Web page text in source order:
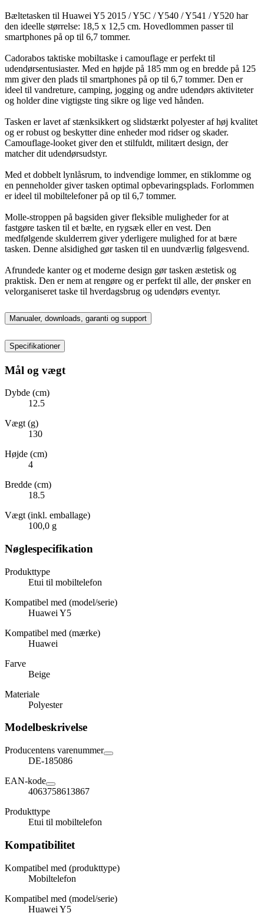
Bæltetasken til Huawei Y5 2015 / Y5C / Y540 / Y541 / Y520 har
den ideelle størrelse: 18,5 x 12,5 cm. Hovedlommen passer til
smartphones på op til 6,7 tommer.
Cadorabos taktiske mobiltaske i camouflage er perfekt til
udendørsentusiaster. Med en højde på 185 mm og en bredde på 125
mm giver den plads til smartphones på op til 6,7 tommer. Den er
ideel til vandreture, camping, jogging og andre udendørs aktiviteter
og holder dine vigtigste ting sikre og lige ved hånden.
Tasken er lavet af stænksikkert og slidstærkt polyester af høj kvalitet
og er robust og beskytter dine enheder mod ridser og skader.
Camouflage-looket giver den et stilfuldt, militært design, der
matcher dit udendørsudstyr.
Med et dobbelt lynlåsrum, to indvendige lommer, en stiklomme og
en penneholder giver tasken optimal opbevaringsplads. Forlommen
er ideel til mobiltelefoner på op til 6,7 tommer.
Molle-stroppen på bagsiden giver fleksible muligheder for at
fastgøre tasken til et bælte, en rygsæk eller en vest. Den
medfølgende skulderrem giver yderligere mulighed for at bære
tasken. Denne alsidighed gør tasken til en uundværlig følgesvend.
Afrundede kanter og et moderne design gør tasken æstetisk og
praktisk. Den er nem at rengøre og er perfekt til alle, der ønsker en
velorganiseret taske til hverdagsbrug og udendørs eventyr.
Manualer, downloads, garanti og support
Specifikationer
Mål og vægt
Dybde (cm)
12.5
Vægt (g)
130
Højde (cm)
4
Bredde (cm)
18.5
Vægt (inkl. emballage)
100,0 g
Nøglespecifikation
Produkttype
Etui til mobiltelefon
Kompatibel med (model/serie)
Huawei Y5
Kompatibel med (mærke)
Huawei
Farve
Beige
Materiale
Polyester
Modelbeskrivelse
Producentens varenummer
DE-185086
EAN-kode
4063758613867
Produkttype
Etui til mobiltelefon
Kompatibilitet
Kompatibel med (produkttype)
Mobiltelefon
Kompatibel med (model/serie)
Huawei Y5